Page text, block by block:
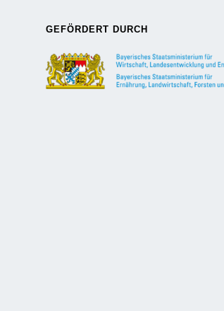
GEFÖRDERT DURCH